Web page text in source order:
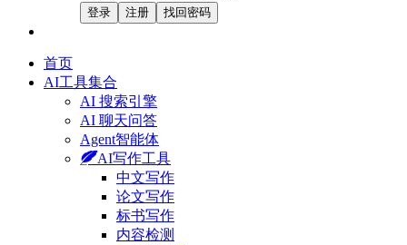
登录 注册 找回密码
首页
AI工具集合
AI 搜索引擎
AI 聊天问答
Agent智能体
AI写作工具
中文写作
论文写作
标书写作
内容检测